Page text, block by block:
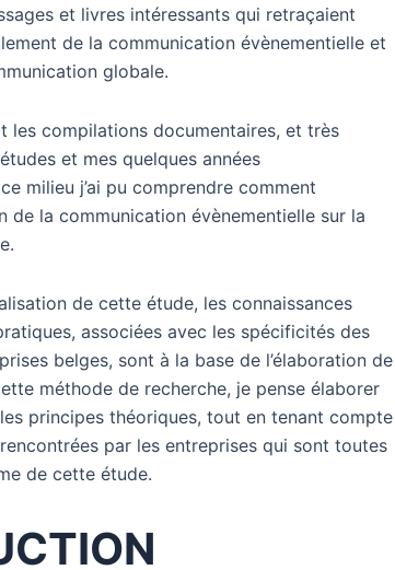
et livres intéressants qui retraçaient
de la communication évènementielle et
globale.
les compilations documentaires, et très
et mes quelques années
milieu j’ai pu comprendre comment
de la communication évènementielle sur la
de cette étude, les connaissances
associées avec les spécificités des
belges, sont à la base de l’élaboration de
méthode de recherche, je pense élaborer
principes théoriques, tout en tenant compte
par les entreprises qui sont toutes
de cette étude.